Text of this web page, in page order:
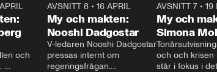
och
AVSNITT 8• 16 APRIL
My och makten:
Nooshi Dadgostar
V-ledaren Nooshi Dadgostar
pressas internt om
regeringsfrågan.
AVSNITT 7• 19
My och
Simona
och och krisen
står i fokus i